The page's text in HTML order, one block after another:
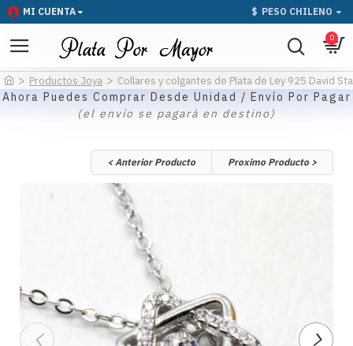
MI CUENTA $ PESO CHILENO
0
Productos Joya Collares y colgantes de Plata de Ley 925 David
Ahora Puedes Comprar Desde Unidad / Envío Por Pagar
(el envío se pagará en destino)
< Anterior Producto Proximo Producto >